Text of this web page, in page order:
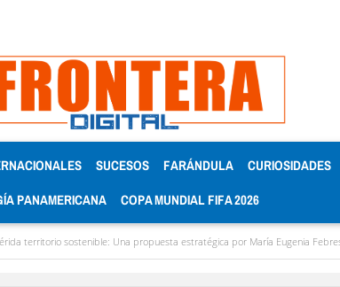
SUCESOS FARÁNDULA CURIOSIDADES
PANAMERICANA COPA MUNDIAL FIFA 2026
sostenible: Una propuesta estratégica por María Eugenia Febres Cordero R.